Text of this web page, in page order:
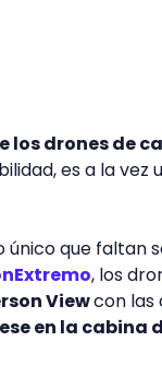
los drones de
es a la
que faltan
, los
Viewcon las
en la cabina